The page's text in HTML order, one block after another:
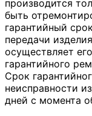
производится
быть
гарантийный
передачи
осуществляет
гарантийного
Срок
неисправности
дней с момента